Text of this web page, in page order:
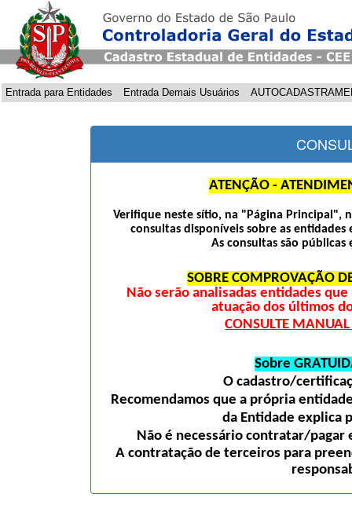
Entrada para Entidades Entrada Demais Usuários
ATENÇÃO -
Verifique neste sítio, na "Página Principal",
consultas disponíveis sobre as entidades
As consultas são públicas
SOBRE COMPROVAÇÃO
Não serão analisadas entidades
atuação dos últimos
CONSULTE
Sobre
O cadastro/
Recomendamos que a própria
da Entidade explica
Não é necessário contratar/
A contratação de terceiros para